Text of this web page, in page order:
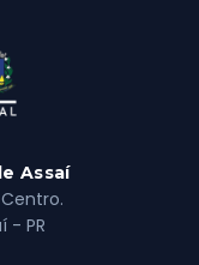
Assaí
- PR